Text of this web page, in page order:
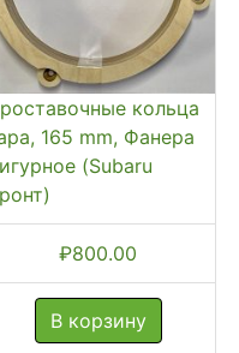
кольца
165 mm, Фанера
(Subaru
₽800.00
В корзину